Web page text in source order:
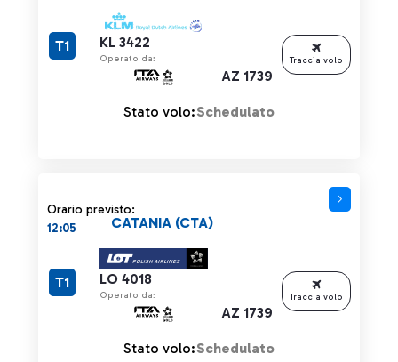
KL 3422
Operato da:
AZ 1739
T1
Stato volo:Schedulato
Traccia volo
Orario previsto:
12:05
LO 4018
Operato da:
AZ 1739
CATANIA (CTA)
T1
Stato volo:Schedulato
Traccia volo